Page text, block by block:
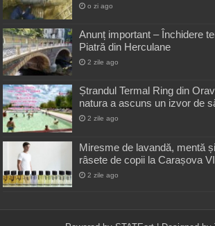
o zi ago
Anunț important – Închidere
Piatră din Herculane
2 zile ago
Ștrandul Termal Ring din
natura a ascuns un izvor de
2 zile ago
Miresme de lavandă, mentă
râsete de copii la Carașova
2 zile ago